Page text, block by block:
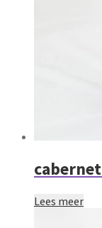
Lees meer